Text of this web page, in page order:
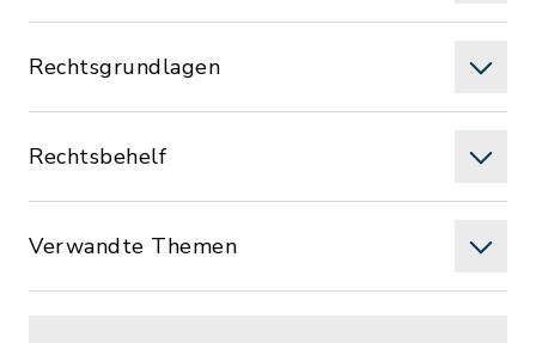
Rechtsgrundlagen
Rechtsbehelf
Verwandte Themen